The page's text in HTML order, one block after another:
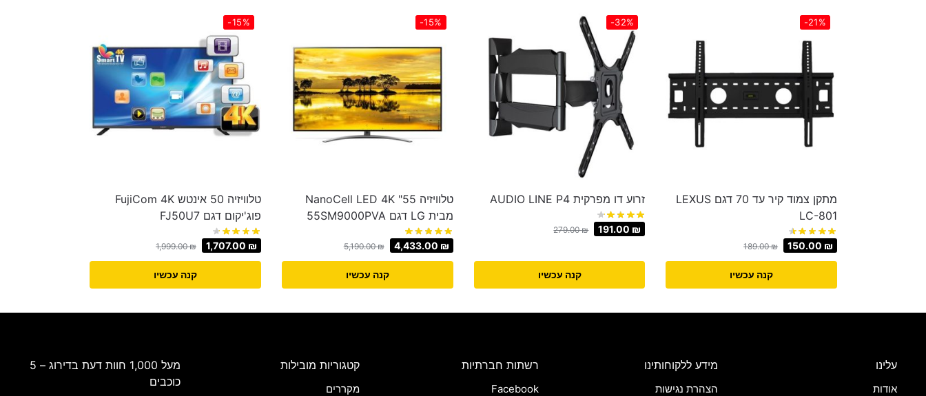
-21%
מתקן צמוד קיר עד 70 דגם LEXUS
LC-801
189.00₪ 150.00 ₪
קנה עכשיו
-32%
זרוע דו מפרקית AUDIO LINE P4
279.00₪ 191.00 ₪
קנה עכשיו
-15%
טלוויזיה 55" NanoCell LED 4K
מבית LG דגם 55SM9000PVA
5,190.00₪ 4,433.00 ₪
קנה עכשיו
-15%
טלוויזיה 50 ‏אינטש FujiCom 4K
‏פוג'יקום דגם FJ50U7
1,999.00₪ 1,707.00 ₪
קנה עכשיו
עלינו
אודות
מידע ללקוחותינו
הצהרת נגישות
רשתות חברתיות
Facebook
קטגוריות מובילות
מקררים
מעל 1,000 חוות דעת בדירוג – 5
כוכבים